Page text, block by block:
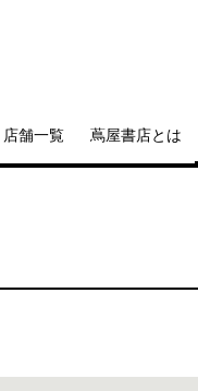
店舗一覧 蔦屋書店とは